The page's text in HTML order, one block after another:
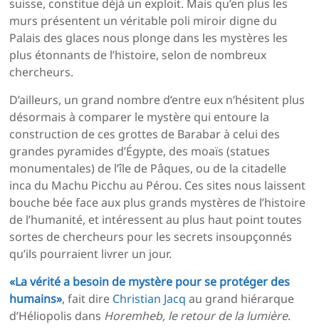
suisse, constitue déjà un exploit. Mais qu’en plus les
murs présentent un véritable poli miroir digne du
Palais des glaces nous plonge dans les mystères les
plus étonnants de l’histoire, selon de nombreux
chercheurs.
D’ailleurs, un grand nombre d’entre eux n’hésitent plus
désormais à comparer le mystère qui entoure la
construction de ces grottes de Barabar à celui des
grandes pyramides d’Égypte, des moaïs (statues
monumentales) de l’île de Pâques, ou de la citadelle
inca du Machu Picchu au Pérou. Ces sites nous laissent
bouche bée face aux plus grands mystères de l’histoire
de l’humanité, et intéressent au plus haut point toutes
sortes de chercheurs pour les secrets insoupçonnés
qu’ils pourraient livrer un jour.
«La vérité a besoin de mystère pour se protéger des
humains», fait dire Christian Jacq au grand hiérarque
d’Héliopolis dans Horemheb, le retour de la lumière.